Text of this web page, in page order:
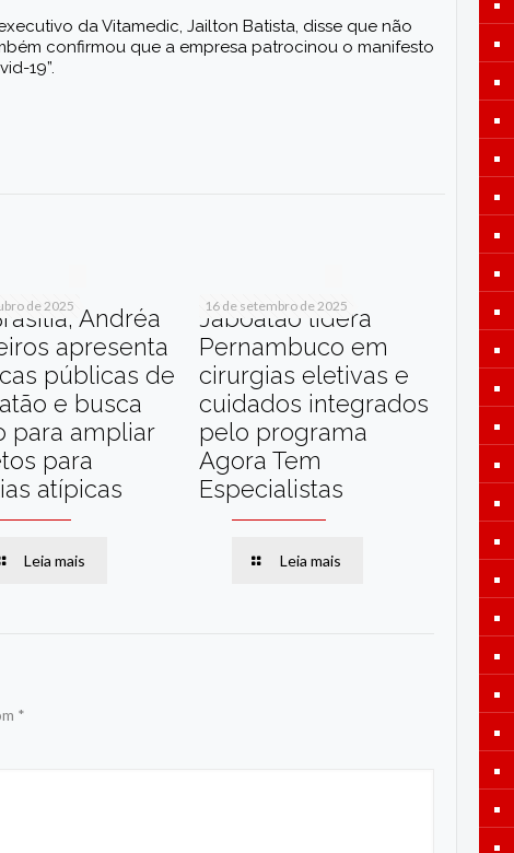
da Vitamedic, Jailton Batista, disse que não
confirmou que a empresa patrocinou o manifesto
19”.
de 2025 Andréa
apresenta
públicas de
e busca
para ampliar
para
atípicas
Leia mais
16 de setembro de 2025
Jaboatão lidera
Pernambuco em
cirurgias eletivas e
cuidados integrados
pelo programa
Agora Tem
Especialistas
Leia mais
*